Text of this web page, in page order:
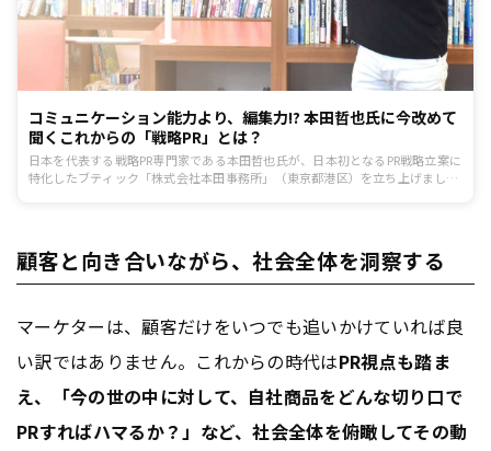
コミュニケーション能力より、編集力!? 本田哲也氏に今改めて
聞くこれからの「戦略PR」とは？
日本を代表する戦略PR専門家である本田哲也氏が、日本初となるPR戦略立案に
特化したブティック「株式会社本田事務所」（東京都港区）を立ち上げまし
ロフェッショナル300人」（PRWeek誌）に選ばれたPRの専門家本田氏にPRに
対する想いや、今後の展望について話を伺いました。
顧客と向き合いながら、社会全体を洞察する
マーケターは、顧客だけをいつでも追いかけていれば良
い訳ではありません。これからの時代はPR視点も踏ま
え、「今の世の中に対して、自社商品をどんな切り口で
PRすればハマるか？」など、社会全体を俯瞰してその動